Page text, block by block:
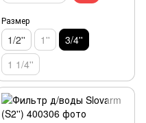
Размер
1/2'' 1''
3/4''
1 1/4''